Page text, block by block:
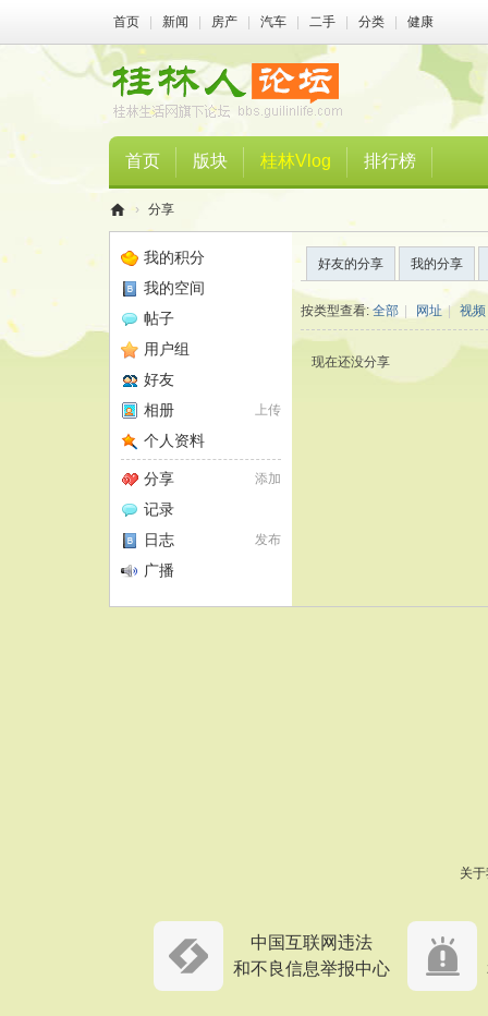
首页 新闻 房产 汽车 二手 分类 健康
首页 版块 桂林Vlog 排行榜
› 分享
我的积分
我的空间
帖子
用户组
好友
上传
相册
个人资料
添加
分享
记录
发布
日志
广播
好友的分享 我的分享
按类型查看:全部 网址 | 视频
现在还没分享
关
中国互联网违法
和不良信息举报中心